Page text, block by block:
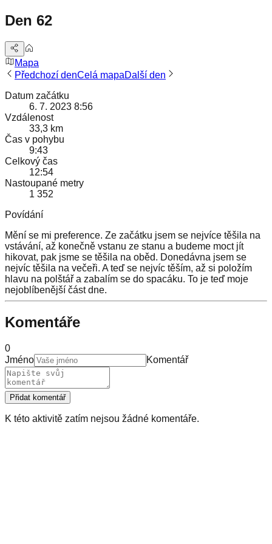
Den 62
Mapa
Předchozí denCelá mapaDalší den
Datum začátku
6. 7. 2023 8:56
Vzdálenost
33,3 km
Čas v pohybu
9:43
Celkový čas
12:54
Nastoupané metry
1 352
Povídání
Mění se mi preference. Ze začátku jsem se nejvíce těšila na
vstávání, až konečně vstanu ze stanu a budeme moct jít
hikovat, pak jsme se těšila na oběd. Donedávna jsem se
nejvíc těšila na večeři. A teď se nejvíc těším, až si položím
hlavu na polštář a zabalím se do spacáku. To je teď moje
nejoblíbenější část dne.
Komentáře
0
Jméno
Komentář
Přidat komentář
K této aktivitě zatím nejsou žádné komentáře.